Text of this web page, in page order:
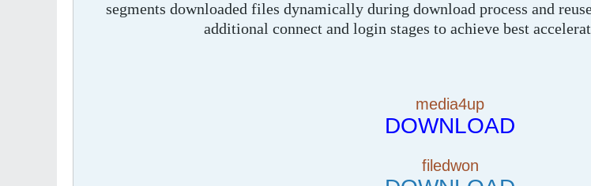
segments downloaded files dynamically during download process and
additional connect and login stages to achieve best
media4up
DOWNLOAD
filedwon